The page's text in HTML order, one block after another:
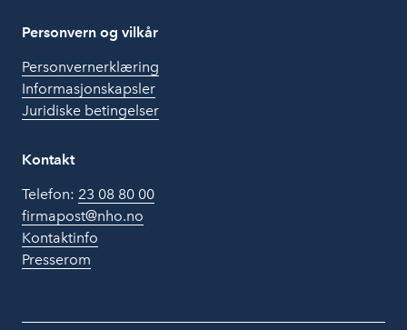
Personvern og vilkår
Personvernerklæring
Informasjonskapsler
Juridiske betingelser
Kontakt
Telefon: 23 08 80 00
firmapost@nho.no
Kontaktinfo
Presserom